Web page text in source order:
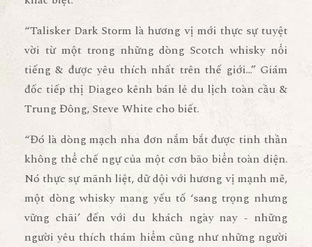
“Talisker Dark Storm là hương vị mới thực sự tuyệt
vời từ một trong những dòng Scotch whisky nổi
tiếng & được yêu thích nhất trên thế giới...” Giám
đốc tiếp thị Diageo kênh bán lẻ du lịch toàn cầu &
Trung Đông, Steve White cho biết.
“Đó là dòng mạch nha đơn nắm bắt được tinh thần
không thể chế ngự của một cơn bão biển toàn diện.
Nó thực sự mãnh liệt, dữ dội với hương vị mạnh mẽ,
một dòng whisky mang yếu tố ‘sang trọng nhưng
vững chãi’ đến với du khách ngày nay - những
người yêu thích thám hiểm cũng như những người